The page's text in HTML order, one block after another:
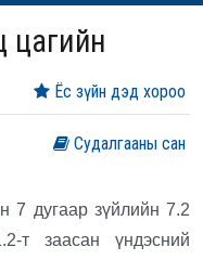
цагийн
дугаар зүйлийн 7.2
т заасан үндэсний
Судалгааны сан
Ёс зүйн дэд хороо